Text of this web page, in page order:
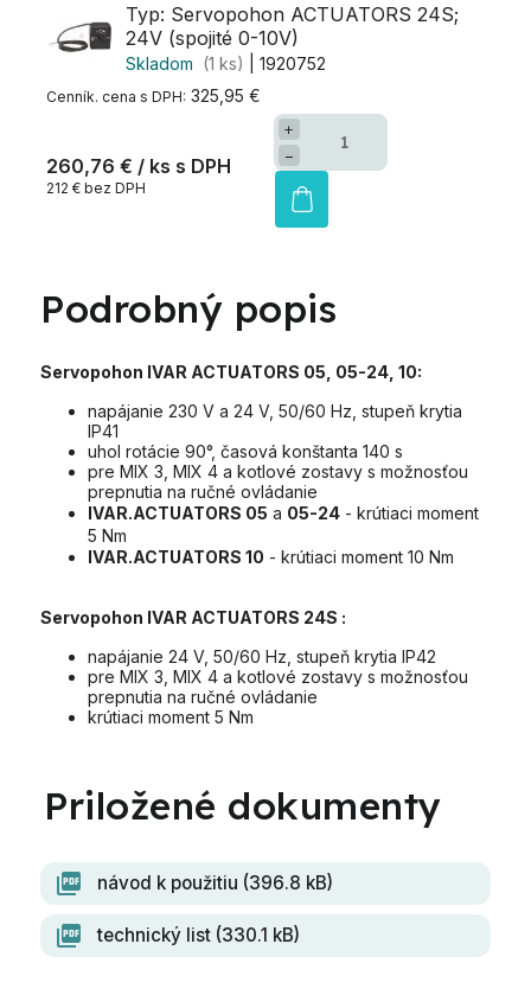
Typ: Servopohon ACTUATORS 24S;
24V (spojité 0-10V)
Skladom (1 ks)
| 1920752
325,95 €
260,76 € / ks
212 € bez DPH
+
−
Podrobný popis
Servopohon IVAR ACTUATORS 05, 05-24, 10:
napájanie 230 V a 24 V, 50/60 Hz, stupeň krytia
IP41
uhol rotácie 90°, časová konštanta 140 s
pre MIX 3, MIX 4 a kotlové zostavy s možnosťou
prepnutia na ručné ovládanie
IVAR.ACTUATORS 05 a 05-24 - krútiaci moment
5 Nm
IVAR.ACTUATORS 10 - krútiaci moment 10 Nm
Servopohon IVAR ACTUATORS 24S :
napájanie 24 V, 50/60 Hz, stupeň krytia IP42
pre MIX 3, MIX 4 a kotlové zostavy s možnosťou
prepnutia na ručné ovládanie
krútiaci moment 5 Nm
návod k použitiu (396.8 kB)
technický list (330.1 kB)